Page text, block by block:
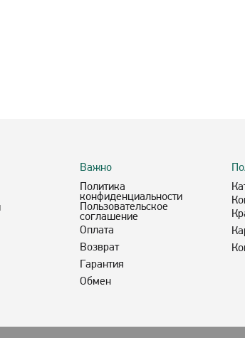
Важно
Политика
конфиденциальности
Пользовательское
соглашение
Оплата
Возврат
Гарантия
Обмен